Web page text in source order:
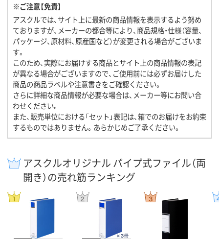
※ご注意【免責】
アスクルでは、サイト上に最新の商品情報を表示するよう努め
ておりますが、メーカーの都合等により、商品規格・仕様（容量、
パッケージ、原材料、原産国など）が変更される場合がございま
す。
このため、実際にお届けする商品とサイト上の商品情報の表記
が異なる場合がございますので、ご使用前には必ずお届けした
商品の商品ラベルや注意書きをご確認ください。
さらに詳細な商品情報が必要な場合は、メーカー等にお問い合
わせください。
また、販売単位における「セット」表記は、箱でのお届けをお約束
するものではありません。あらかじめご了承ください。
アスクルオリジナル パイプ式ファイル（両
開き）の売れ筋ランキング